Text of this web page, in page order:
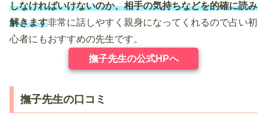
しなければいけないのか、相手の気持ちなどを的確に読み
解きます非常に話しやすく親身になってくれるので占い初
心者にもおすすめの先生です。
撫子先生の公式HPへ
撫子先生の口コミ